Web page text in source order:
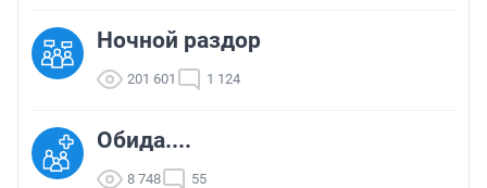
Ночной раздор
201 601 1 124
Обида....
8 748 55